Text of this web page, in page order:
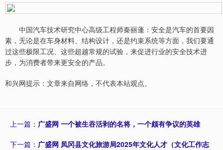
中国汽车技术研究中心高级工程师秦丽蓬：安全是汽车的首要因
素，无论是在车身材料、结构设计，还是约束系统等方面，我们要通
过这些极限工况、这些超越常规的试验，来促进行业的安全技术进
步，为消费者带来更安全的产品。
和兴网提示：文章来自网络，不代表本站观点。
上一篇： 广盛网 一个被生吞活剥的名将，一个颇有争议的英雄
下一篇： 广盛网 凤冈县文化旅游局2025年文化人才（文化工作志